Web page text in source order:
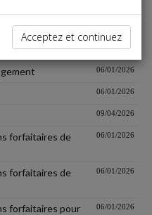
03/09/2025
06/01/2026
06/01/2026
09/04/2026
forfaitaires de
06/01/2026
forfaitaires de
06/01/2026
forfaitaires pour
06/01/2026
Acceptez et continuez